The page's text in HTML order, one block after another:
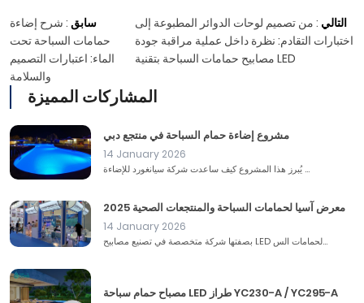
سابق : شرح إضاءة
حمامات السباحة تحت
الماء: اعتبارات التصميم
والسلامة
التالي : من تصميم لوحات الدوائر المطبوعة إلى
اختبارات التقادم: نظرة داخل عملية مراقبة جودة
مصابيح حمامات السباحة بتقنية LED
المشاركات المميزة
مشروع إضاءة حمام السباحة في منتجع دبي
14 January 2026
يُبرز هذا المشروع كيف ساعدت شركة سيانغورد للإضاءة ...
معرض آسيا لحمامات السباحة والمنتجعات الصحية 2025
14 January 2026
بصفتها شركة متخصصة في تصنيع مصابيح LED لحمامات الس...
مصباح حمام سباحة LED طراز YC230-A / YC295-A